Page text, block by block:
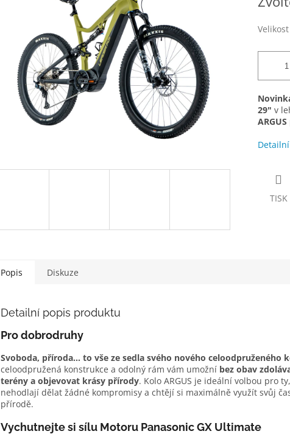
cena:
Velikost
29" v
TISK
Popis Diskuze
Detailní popis produktu
Pro dobrodruhy
Svoboda, příroda… to vše ze sedla svého nového celoodpruženého
celoodpružená konstrukce a odolný rám vám umožní bez obav
terény a objevovat krásy přírody. Kolo ARGUS je ideální volbou pro
nehodlají dělat žádné kompromisy a chtějí si maximálně využít svůj
přírodě.
Vychutnejte si sílu Motoru Panasonic GX Ultimate